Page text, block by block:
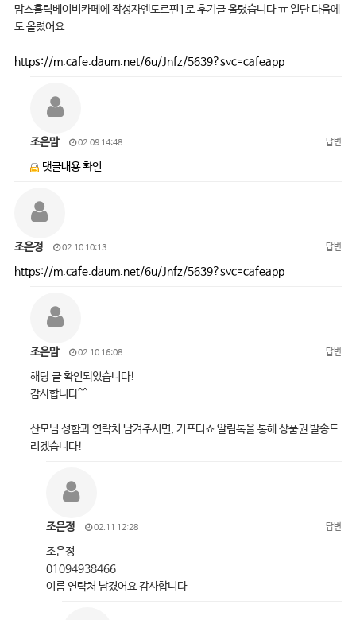
맘스홀릭베이비카페에 작성자엔도르핀1로 후기글 올렸습니다 ㅠ 일단 다음에
도 올렸어요
https://m.cafe.daum.net/6u/Jnfz/5639?svc=cafeapp
조은맘 02.09 14:48 답변
댓글내용 확인
조은정 02.10 10:13 답변
https://m.cafe.daum.net/6u/Jnfz/5639?svc=cafeapp
조은맘 02.10 16:08 답변
해당 글 확인되었습니다!
감사합니다^^
산모님 성함과 연락처 남겨주시면, 기프티쇼 알림톡을 통해 상품권 발송드
리겠습니다!
조은정 02.11 12:28 답변
조은정
01094938466
이름 연락처 남겼어요 감사합니다